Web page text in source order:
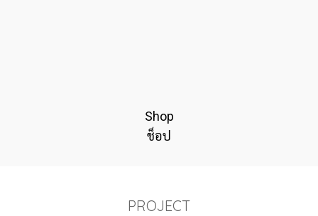
Shop
ช็อป
PROJECT